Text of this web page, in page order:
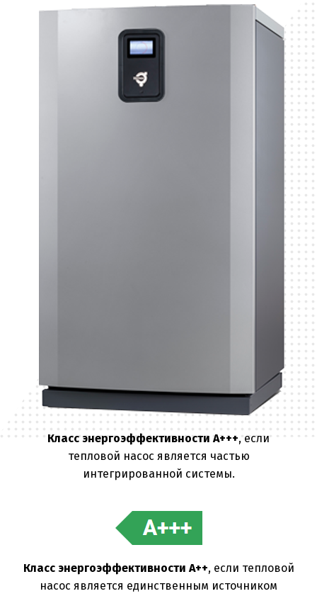
Класс энергоэффективности A+++, если
тепловой насос является частью
интегрированной системы.
Класс энергоэффективности A++, если тепловой
насос является единственным источником